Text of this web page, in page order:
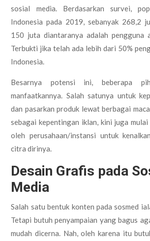
sosial media. Berdasarkan survei,
Indonesia pada 2019, sebanyak 268,2
150 juta diantaranya adalah pengguna
Terbukti jika telah ada lebih dari 50%
Indonesia.
Besarnya potensi ini, beberapa
manfaatkannya. Salah satunya untuk
dan pasarkan produk lewat berbagai
sebagai kepentingan iklan, kini juga mulai
oleh perusahaan/instansi untuk
citra dirinya.
Desain Grafis pada
Media
Salah satu bentuk konten pada sosmed
Tetapi butuh penyampaian yang bagus
mudah dicerna. Nah, oleh karena itu